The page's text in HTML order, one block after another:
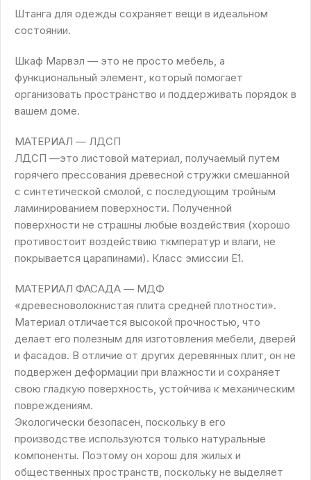
Штанга для одежды сохраняет вещи в идеальном
состоянии.
Шкаф Марвэл — это не просто мебель, а
функциональный элемент, который помогает
организовать пространство и поддерживать порядок в
вашем доме.
МАТЕРИАЛ — ЛДСП
ЛДСП —это листовой материал, получаемый путем
горячего прессования древесной стружки смешанной
с синтетической смолой, с последующим тройным
ламинированием поверхности. Полученной
поверхности не страшны любые воздействия (хорошо
противостоит воздействию ткмператур и влаги, не
покрывается царапинами). Класс эмиссии Е1.
МАТЕРИАЛ ФАСАДА — МДФ
«древесноволокнистая плита средней плотности».
Материал отличается высокой прочностью, что
делает его полезным для изготовления мебели, дверей
и фасадов. В отличие от других деревянных плит, он не
подвержен деформации при влажности и сохраняет
свою гладкую поверхность, устойчива к механическим
повреждениям.
Экологически безопасен, поскольку в его
производстве используются только натуральные
компоненты. Поэтому он хорош для жилых и
общественных пространств, поскольку не выделяет